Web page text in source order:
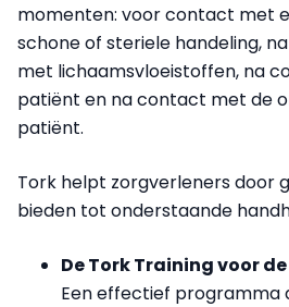
momenten: voor contact met
schone of steriele handeling,
met lichaamsvloeistoffen, na
patiënt en na contact met de
patiënt.
Tork helpt zorgverleners door
bieden tot onderstaande
De Tork Training voor
Een effectief programma